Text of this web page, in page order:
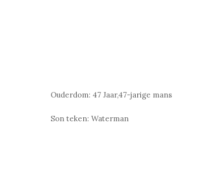
Ouderdom: 47 Jaar,47-jarige mans
Son teken: Waterman